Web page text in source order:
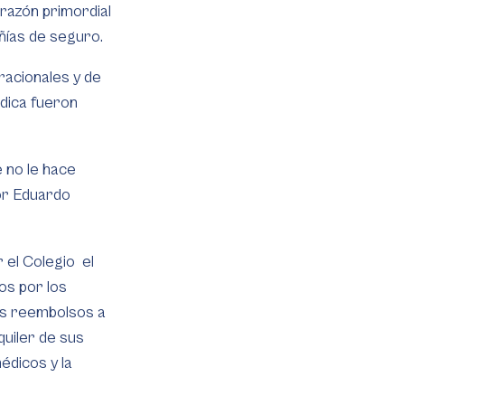
primordial
de seguro.
y de
fueron
no le hace
Eduardo
el Colegio el
por los
reembolsos a
de sus
y la